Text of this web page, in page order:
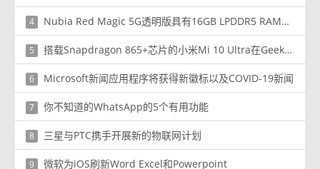
4 Nubia Red Magic 5G透明版具有16GB LPDDR5 RAM，售价5199元（735美元）
5 搭载Snapdragon 865+芯片的小米Mi 10 Ultra在GeekBench上弹出16GB RAM
6 Microsoft新闻应用程序将获得新徽标以及COVID-19新闻
7 你不知道的WhatsApp的5个有用功能
8 三星与PTC携手开展新的物联网计划
9 微软为iOS刷新Word Excel和Powerpoint